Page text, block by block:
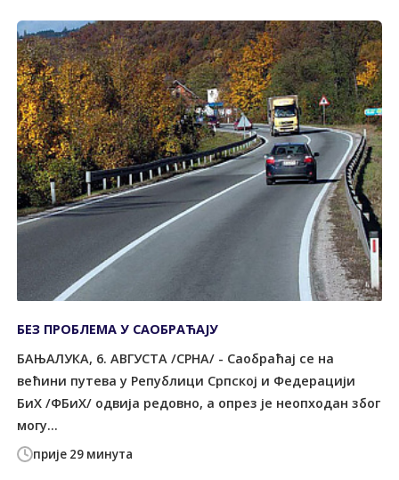
прије 29 минута
БЕЗ ПРОБЛЕМА У САОБРАЋАЈУ
БАЊАЛУКА, 6. АВГУСТА /СРНА/ - Саобраћај се на
већини путева у Републици Српској и Федерацији
БиХ /ФБиХ/ одвија редовно, а опрез је неопходан због
могу...